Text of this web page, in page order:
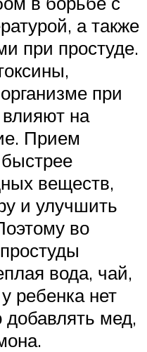
а также
при простуде.
при
влияют на
Прием
веществ,
и улучшить
во
вода, чай,
ребенка нет
мед,